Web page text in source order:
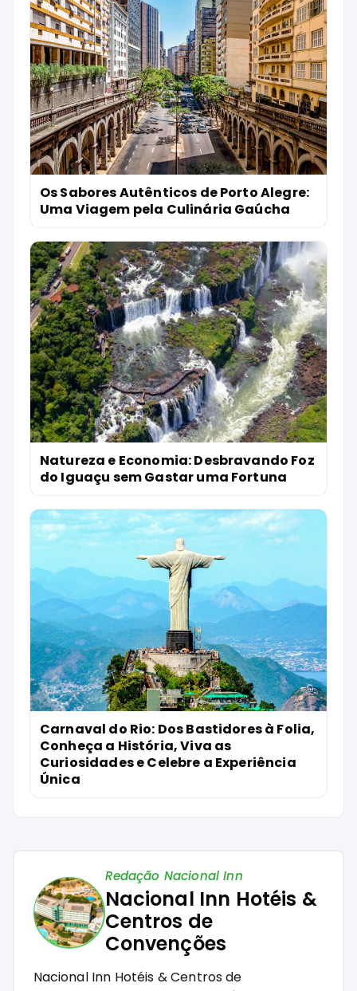
Os Sabores Autênticos de Porto Alegre:
Uma Viagem pela Culinária Gaúcha
Natureza e Economia: Desbravando Foz
do Iguaçu sem Gastar uma Fortuna
Carnaval do Rio: Dos Bastidores à Folia,
Conheça a História, Viva as
Curiosidades e Celebre a Experiência
Única
Redação Nacional Inn
Nacional Inn Hotéis &
Centros de
Convenções
Nacional Inn Hotéis & Centros de